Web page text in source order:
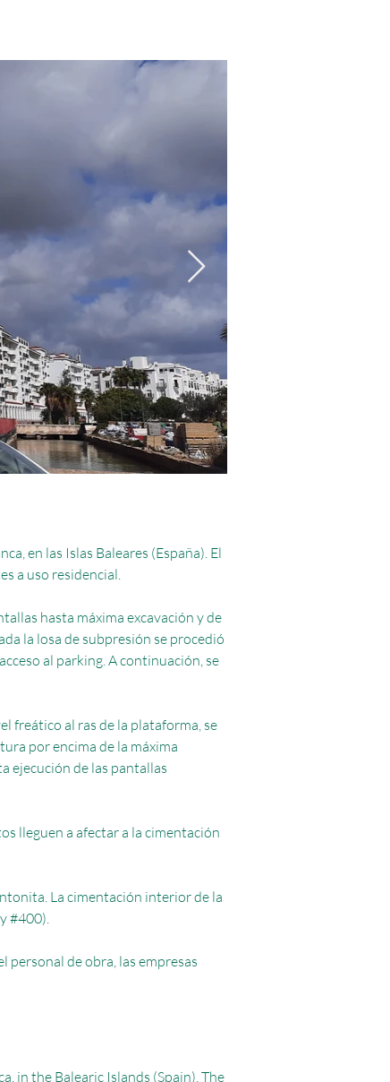
en las Islas Baleares (España). El
a uso residencial.
hasta máxima excavación y de
la losa de subpresión se procedió
al parking. A continuación, se
freático al ras de la plataforma, se
por encima de la máxima
ejecución de las pantallas
lleguen a afectar a la cimentación
La cimentación interior de la
#400).
personal de obra, las empresas
in the Balearic Islands (Spain). The